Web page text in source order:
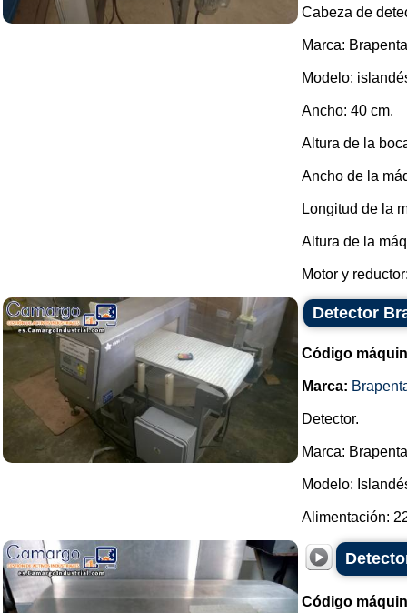
Cabeza de
Marca:
Modelo:
Ancho: 40 cm.
Altura de la
Ancho de la
Longitud de la
Altura de la
Motor y
Detector
Código
Marca:
Detector.
Marca:
Modelo:
Alimentación:
Código